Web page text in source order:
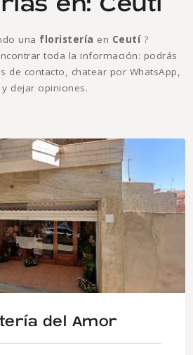
en: Ceutí
una floristería en Ceutí ?
toda la información: podrás
de contacto, chatear por WhatsApp,
dejar opiniones.
del Amor